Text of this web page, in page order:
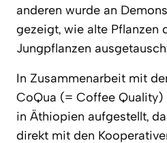
anderen wurde an
gezeigt, wie alte Pflanzen
Jungpflanzen
In Zusammenarbeit mit
CoQua (= Coffee Quality)
in Äthiopien aufgestellt,
direkt mit den